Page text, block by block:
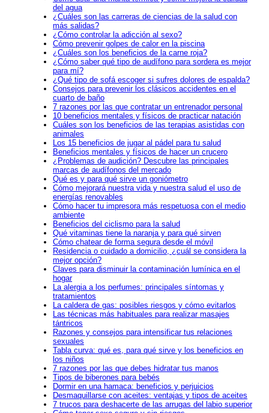
del agua
¿Cuáles son las carreras de ciencias de la salud con
más salidas?
¿Cómo controlar la adicción al sexo?
Cómo prevenir golpes de calor en la piscina
¿Cuáles son los beneficios de la carne roja?
¿Cómo saber qué tipo de audífono para sordera es mejor
para mí?
¿Qué tipo de sofá escoger si sufres dolores de espalda?
Consejos para prevenir los clásicos accidentes en el
cuarto de baño
7 razones por las que contratar un entrenador personal
10 beneficios mentales y físicos de practicar natación
Cuáles son los beneficios de las terapias asistidas con
animales
Los 15 beneficios de jugar al pádel para tu salud
Beneficios mentales y físicos de hacer un crucero
¿Problemas de audición? Descubre las principales
marcas de audífonos del mercado
Qué es y para qué sirve un goniómetro
Cómo mejorará nuestra vida y nuestra salud el uso de
energías renovables
Cómo hacer tu impresora más respetuosa con el medio
ambiente
Beneficios del ciclismo para la salud
Qué vitaminas tiene la naranja y para qué sirven
Cómo chatear de forma segura desde el móvil
Residencia o cuidado a domicilio, ¿cuál se considera la
mejor opción?
Claves para disminuir la contaminación lumínica en el
hogar
La alergia a los perfumes: principales síntomas y
tratamientos
La caldera de gas: posibles riesgos y cómo evitarlos
Las técnicas más habituales para realizar masajes
tántricos
Razones y consejos para intensificar tus relaciones
sexuales
Tabla curva: qué es, para qué sirve y los beneficios en
los niños
7 razones por las que debes hidratar tus manos
Tipos de biberones para bebés
Dormir en una hamaca: beneficios y perjuicios
Desmaquillarse con aceites: ventajas y tipos de aceites
7 trucos para deshacerte de las arrugas del labio superior